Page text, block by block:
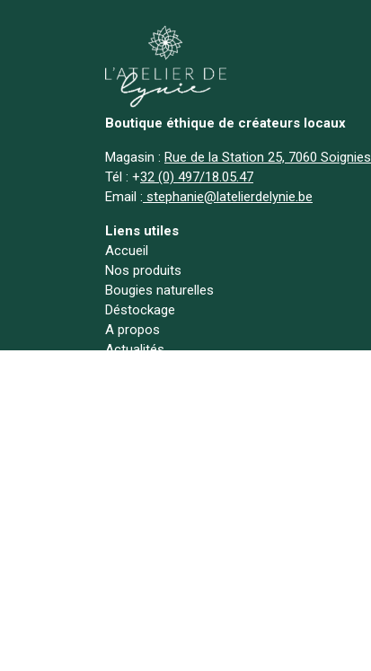
Boutique éthique de créateurs locaux
Magasin : Rue de la Station 25, 7060 Soignies
Tél : +32 (0) 497/18.05.47
Email : stephanie@latelierdelynie.be
Liens utiles
Accueil
Nos produits
Bougies naturelles
Déstockage
A propos
Actualités